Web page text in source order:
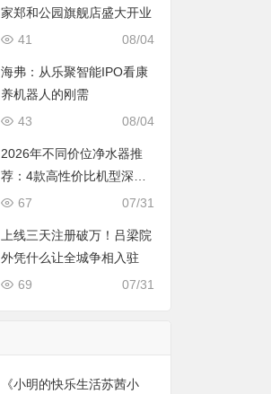
家郑和公园旗舰店盛大开业
08/04
41
海弗：从乐聚智能IPO看康
养机器人的刚需
08/04
43
2026年不同价位净水器推
荐：4款高性价比机型深度
对比，照着买不踩坑
07/31
67
上线三天注册破万！吕梁院
外凭什么让全城争相入驻
07/31
69
《小明的快乐生活苏茜小